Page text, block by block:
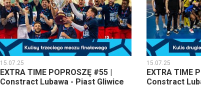
15.07.25
EXTRA TIME POPROSZĘ #55 |
Constract Lubawa - Piast Gliwice
15.07.25
EXTRA TIME
Constract